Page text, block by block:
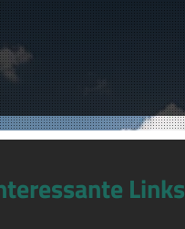
Links